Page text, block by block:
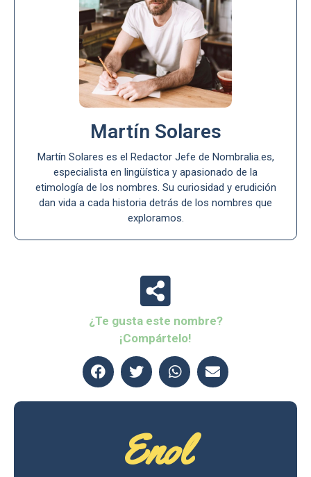
Martín Solares
Martín Solares es el Redactor Jefe de Nombralia.es,
especialista en lingüística y apasionado de la
etimología de los nombres. Su curiosidad y erudición
dan vida a cada historia detrás de los nombres que
exploramos.
¿Te gusta este nombre?
¡Compártelo!
Enol